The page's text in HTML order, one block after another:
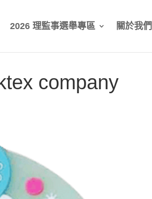
2026 理監事選舉專區 關於我們
company